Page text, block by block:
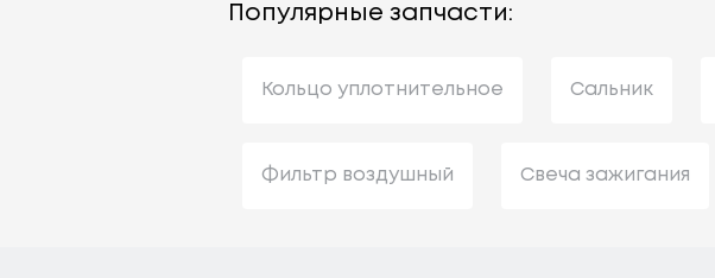
Популярные запчасти:
Кольцо уплотнительное Сальник
Фильтр воздушный Свеча зажигания